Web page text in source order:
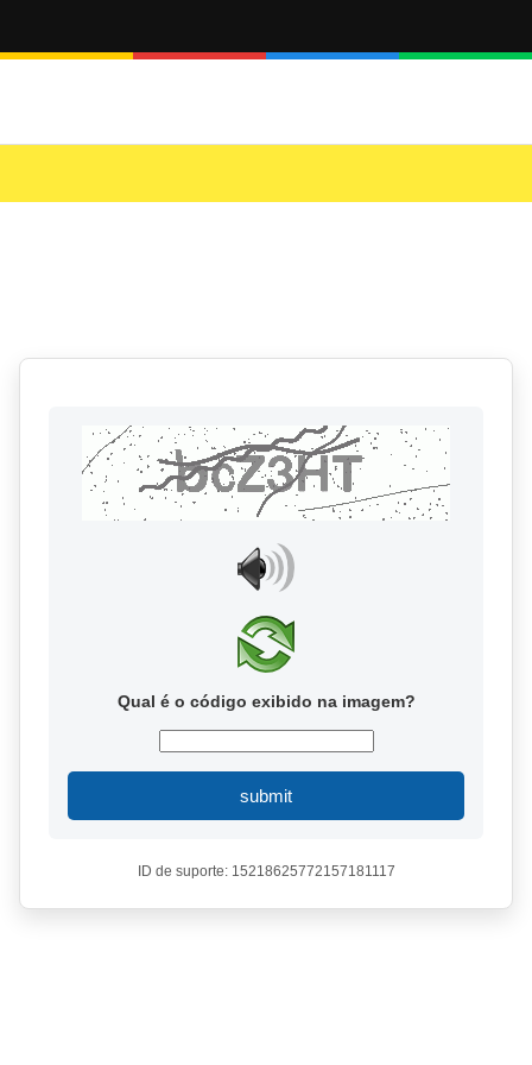
Qual é o código exibido na imagem?
submit
ID de suporte: 15218625772157181117